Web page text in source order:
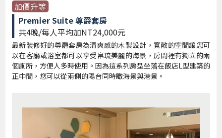
加價升等
Premier Suite 尊爵套房
共4晚/每人平均加NT24,000元
最新裝修好的尊爵套房為清爽感的木製設計，寬敞的空間讓您可
以在客廳或浴室都可以享受帛琉美麗的海景，房間裡有獨立的兩
個廁所，方便人多時使用。因為這系列房型坐落在飯店L型建築的
正中間，您可以從兩側的陽台同時瞰海景與港景。